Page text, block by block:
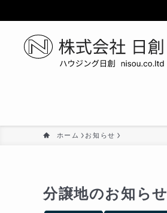
ホーム お知らせ
分譲地のお知らせ